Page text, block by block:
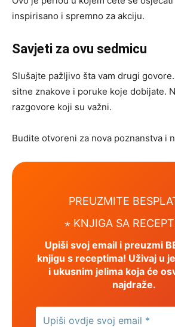
inspirisano i spremno za akciju.
Savjeti za ovu sedmicu
Slušajte pažljivo šta vam drugi
sitne znakove i poruke koje dobijate.
razgovore koji su važni.
Budite otvoreni za nova poznanstva i
PREUZMITE
⋆ KNJIGA SA
Upiši svoj email i preuzmi
knjigu s receptima! Uživaj u
i ukusnim jelima koja će
najdraže.